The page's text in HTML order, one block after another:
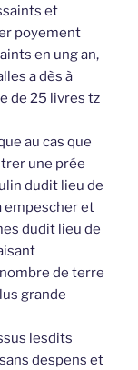
et
poyement
en ung an,
a dès à
de 25 livres tz
au cas que
une prée
dudit lieu de
empescher et
dudit lieu de
de terre
grande
lesdits
despens et